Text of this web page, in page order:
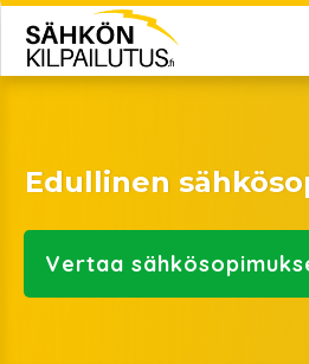
Edullinen
Vertaa